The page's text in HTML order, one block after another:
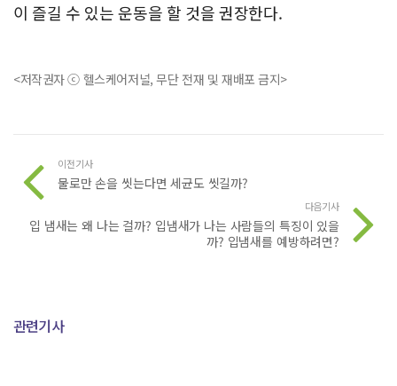
이 즐길 수 있는 운동을 할 것을 권장한다.
<저작권자 ⓒ 헬스케어저널, 무단 전재 및 재배포 금지>
이전기사
물로만 손을 씻는다면 세균도 씻길까?
다음기사
입 냄새는 왜 나는 걸까? 입냄새가 나는 사람들의 특징이 있을
까? 입냄새를 예방하려면?
관련기사